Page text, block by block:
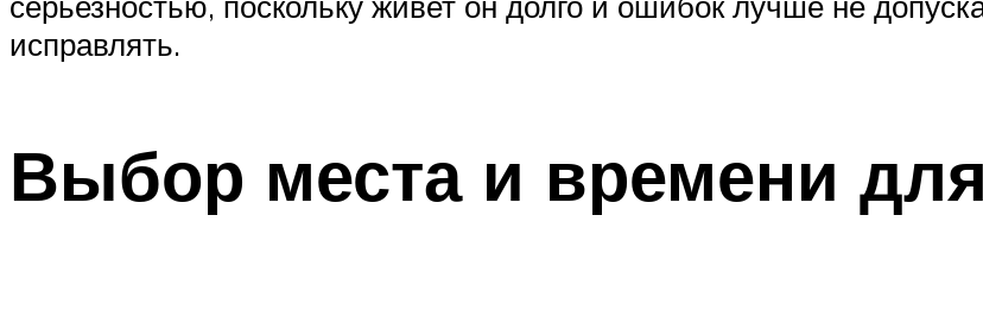
исправлять.
Выбор места и времени